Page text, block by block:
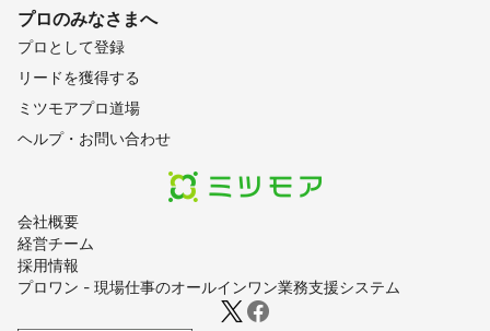
会社概要
経営チーム
採用情報
プロワン - 現場仕事のオールインワン業務支援システム
プロのみなさまへ
プロとして登録
リードを獲得する
ミツモアプロ道場
ヘルプ・お問い合わせ